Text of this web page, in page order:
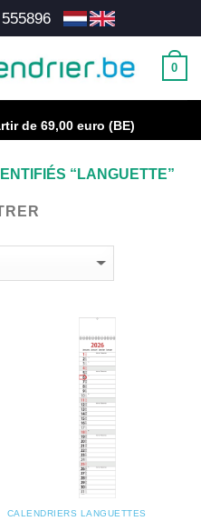
0
de 69,00 euro (BE)
“LANGUETTE”
CALENDRIERS LANGUETTES